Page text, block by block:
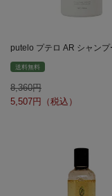
putelo プテロ AR シャン
送料無料
8,360
5,507